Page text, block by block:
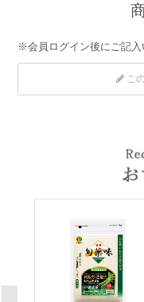
※会員ログイン後にご記入
こ